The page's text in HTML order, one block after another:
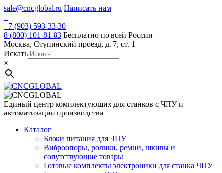
Skip
content
sale@cncglobal.ru Написать нам
+7 (903) 593-33-30
8 (800) 101-81-83 Бесплатно по всей России
Москва, Ступинский проезд, д. 7, ст. 1
Искать
×
Единый центр комплектующих для станков с ЧПУ и
автоматизации производства
Каталог
Блоки питания для ЧПУ
Виброопоры, ролики, ремни, шкивы и
сопутствующие товары
Готовые комплекты электроники для станка ЧПУ